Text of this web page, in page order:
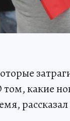
какие